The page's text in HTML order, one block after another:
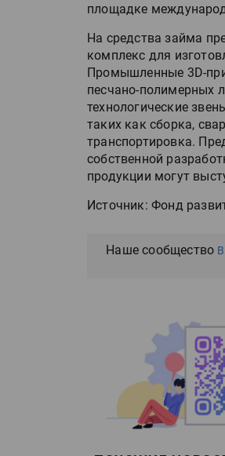
площадке
На средства займа
комплекс для
Промышленные 3D-
песчано-полимерных
технологические
таких как сборка,
транспортировка.
собственной
продукции могут
Источник: Фонд
Наше сообщество